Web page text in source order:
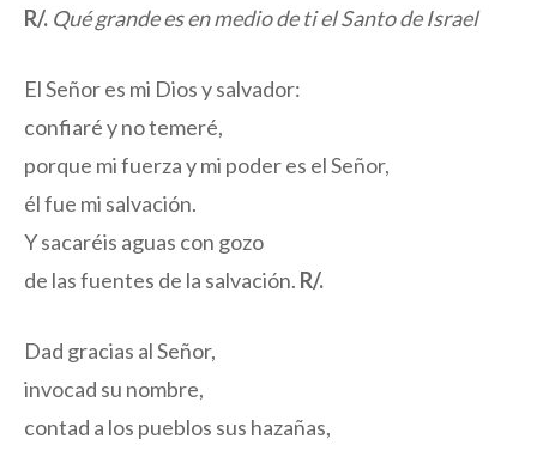
R/. Qué grande es en medio de ti el Santo de Israel
El Señor es mi Dios y salvador:
confiaré y no temeré,
porque mi fuerza y mi poder es el Señor,
él fue mi salvación.
Y sacaréis aguas con gozo
de las fuentes de la salvación. R/.
Dad gracias al Señor,
invocad su nombre,
contad a los pueblos sus hazañas,